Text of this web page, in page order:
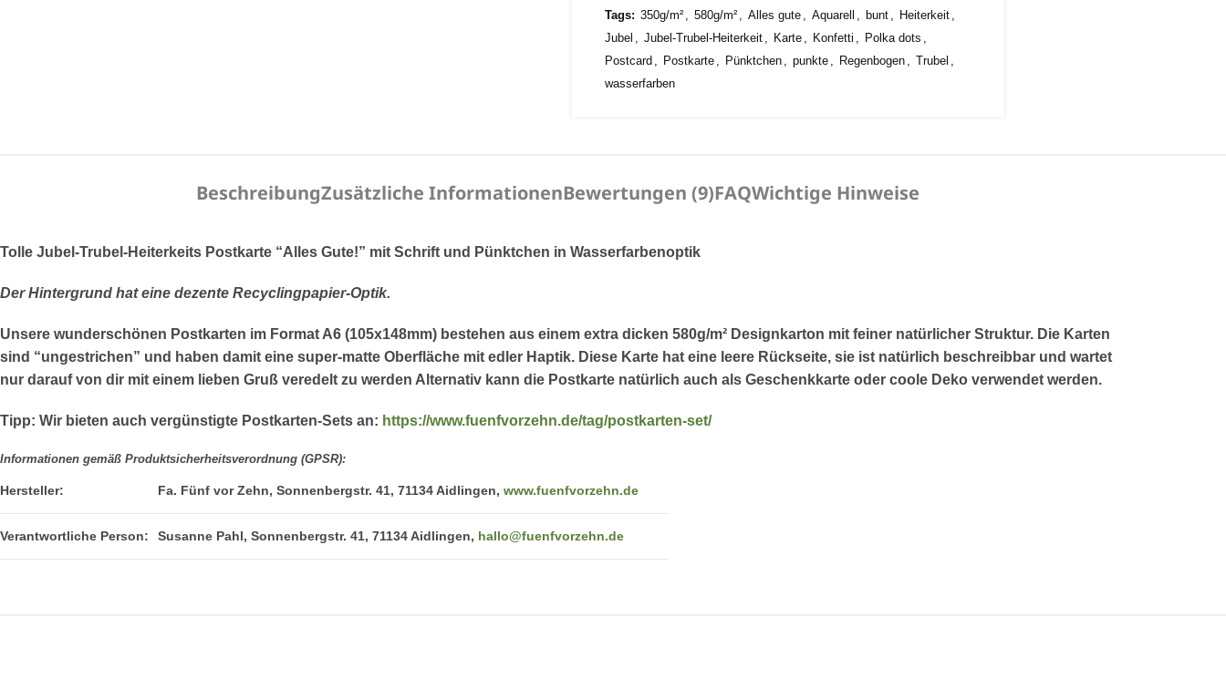
Tags: 350g/m² 580g/m² Alles gute Aquarell bunt Heiterkeit
Jubel
Jubel-Trubel-Heiterkeit Karte Konfetti Polka dots
Postcard
Postkarte Pünktchen punkte Regenbogen Trubel
wasserfarben
BeschreibungZusätzliche InformationenBewertungen (9)FAQWichtige Hinweise
Tolle Jubel-Trubel-Heiterkeits Postkarte “Alles Gute!” mit Schrift und Pünktchen in Wasserfarbenoptik
Der Hintergrund hat eine dezente Recyclingpapier-Optik.
Unsere wunderschönen Postkarten im Format A6 (105x148mm) bestehen aus einem extra dicken 580g/m² Designkarton mit feiner natürlicher Struktur. Die Karten
sind “ungestrichen” und haben damit eine super-matte Oberfläche mit edler Haptik. Diese Karte hat eine leere Rückseite, sie ist natürlich beschreibbar und wartet
nur darauf von dir mit einem lieben Gruß veredelt zu werden Alternativ kann die Postkarte natürlich auch als Geschenkkarte oder coole Deko verwendet werden.
Tipp: Wir bieten auch vergünstigte Postkarten-Sets an: https://www.fuenfvorzehn.de/tag/postkarten-set/
Informationen gemäß Produktsicherheitsverordnung (GPSR):
Hersteller: Fa. Fünf vor Zehn, Sonnenbergstr. 41, 71134 Aidlingen, www.fuenfvorzehn.de
Verantwortliche Person: Susanne Pahl, Sonnenbergstr. 41, 71134 Aidlingen, hallo@fuenfvorzehn.de